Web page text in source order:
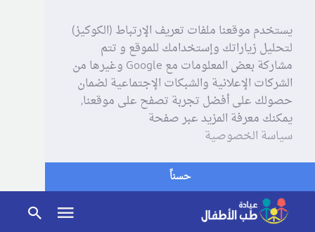
يستخدم موقعنا ملفات تعريف الإرتباط (الكوكيز)
لتحليل زياراتك وإستخدامك للموقع و تتم
مشاركة بعض المعلومات مع Google وغيرها من
الشركات الإعلانية والشبكات الإجتماعية لضمان
حصولك على أفضل تجربة تصفح على موقعنا,
يمكنك معرفة المزيد عبر صفحة
سياسة الخصوصية
حسناً